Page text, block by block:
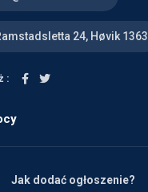
24, Høvik 1363
:
Jak dodać ogłoszenie?